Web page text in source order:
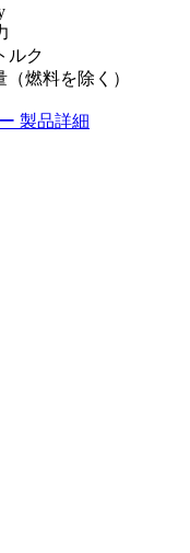
ルク
燃料を除く）
製品詳細